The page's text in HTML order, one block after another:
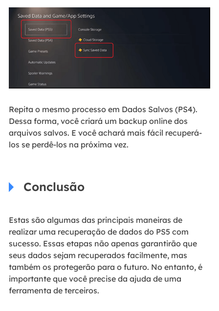
Repita o mesmo processo em Dados Salvos (PS4).
Dessa forma, você criará um backup online dos
arquivos salvos. E você achará mais fácil recuperá-
los se perdê-los na próxima vez.
Conclusão
Estas são algumas das principais maneiras de
realizar uma recuperação de dados do PS5 com
sucesso. Essas etapas não apenas garantirão que
seus dados sejam recuperados facilmente, mas
também os protegerão para o futuro. No entanto, é
importante que você precise da ajuda de uma
ferramenta de terceiros.